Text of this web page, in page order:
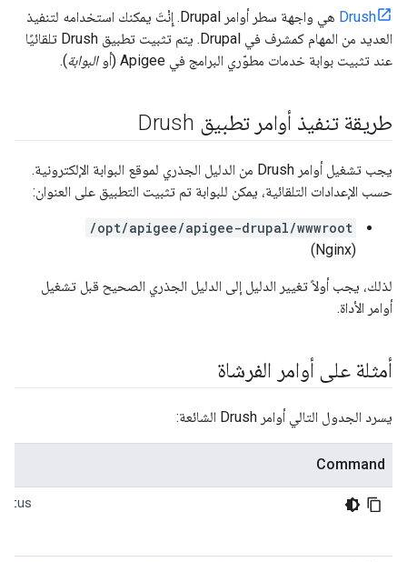
Drush
هي واجهة سطر أوامر Drupal. إِنْتَ يمكنك استخدامه لتنفيذ
العديد من المهام كمشرف في Drupal. يتم تثبيت تطبيق Drush تلقائيًا
عند تثبيت بوابة خدمات مطوّري البرامج في Apigee (أو
البوابة).
طريقة تنفيذ أوامر تطبيق Drush
يجب تشغيل أوامر Drush من الدليل الجذري لموقع البوابة الإلكترونية.
حسب الإعدادات التلقائية، يمكن للبوابة تم تثبيت التطبيق على العنوان:
/opt/apigee/apigee-drupal/wwwroot
(Nginx)
لذلك، يجب أولاً تغيير الدليل إلى الدليل الجذري الصحيح قبل تشغيل
أوامر الأداة.
أمثلة على أوامر الفرشاة
يسرد الجدول التالي أوامر Drush الشائعة:
Command